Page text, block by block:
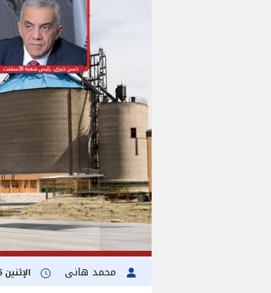
محمد هانى الإثنين 06/يوليو/2026 - 06:01 م